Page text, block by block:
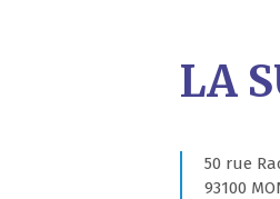
LA
50 rue
93100